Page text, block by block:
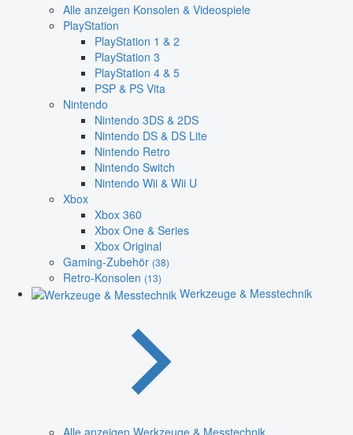
Alle anzeigen Konsolen & Videospiele
PlayStation
PlayStation 1 & 2
PlayStation 3
PlayStation 4 & 5
PSP & PS Vita
Nintendo
Nintendo 3DS & 2DS
Nintendo DS & DS Lite
Nintendo Retro
Nintendo Switch
Nintendo Wii & Wii U
Xbox
Xbox 360
Xbox One & Series
Xbox Original
Gaming-Zubehör (38)
Retro-Konsolen (13)
Werkzeuge & Messtechnik
Alle anzeigen Werkzeuge & Messtechnik